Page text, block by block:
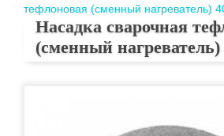
тефлоновая (сменный нагреватель)
Насадка сварочная
(сменный